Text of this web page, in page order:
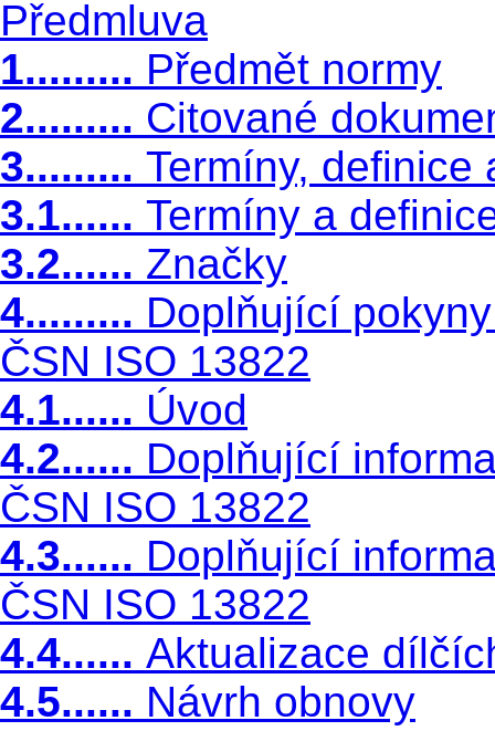
Předmluva
1......... Předmět normy
2......... Citované
3......... Termíny, definice
3.1...... Termíny a
3.2...... Značky
4......... Doplňující
ČSN ISO 13822
4.1...... Úvod
4.2...... Doplňující
ČSN ISO 13822
4.3...... Doplňující
ČSN ISO 13822
4.4...... Aktualizace
4.5...... Návrh obnovy